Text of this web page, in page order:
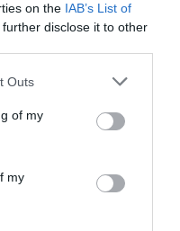
on the IAB’s List of
disclose it to other
one or more Google
You may click to
its third-party tags to
in below Google
Outs
of my
my
–
της Πλεύσης
“100” και πήγε
ότι είναι μέλος